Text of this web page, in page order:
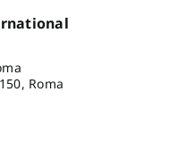
Roma